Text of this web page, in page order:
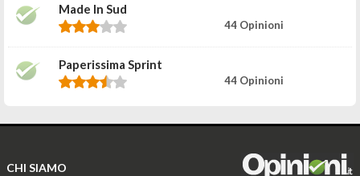
Made In Sud
44 Opinioni
Paperissima Sprint
44 Opinioni
CHI SIAMO